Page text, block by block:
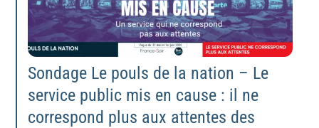
Sondage Le pouls de la nation – Le
service public mis en cause : il ne
correspond plus aux attentes des